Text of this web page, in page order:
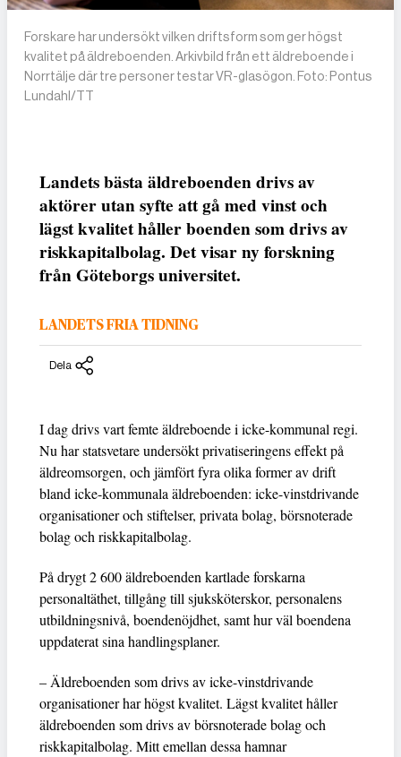
Forskare har undersökt vilken driftsform som ger högst
kvalitet på äldreboenden. Arkivbild från ett äldreboende i
Norrtälje där tre personer testar VR-glasögon. Foto: Pontus
Lundahl/TT
Landets bästa äldreboenden drivs av
aktörer utan syfte att gå med vinst och
lägst kvalitet håller boenden som drivs av
riskkapitalbolag. Det visar ny forskning
från Göteborgs universitet.
LANDETS FRIA TIDNING
Dela
I dag drivs vart femte äldreboende i icke-kommunal regi.
Nu har statsvetare undersökt privatiseringens effekt på
äldreomsorgen, och jämfört fyra olika former av drift
bland icke-kommunala äldreboenden: icke-vinstdrivande
organisationer och stiftelser, privata bolag, börsnoterade
bolag och riskkapitalbolag.
På drygt 2 600 äldreboenden kartlade forskarna
personaltäthet, tillgång till sjuksköterskor, personalens
utbildningsnivå, boendenöjdhet, samt hur väl boendena
uppdaterat sina handlingsplaner.
– Äldreboenden som drivs av icke-vinstdrivande
organisationer har högst kvalitet. Lägst kvalitet håller
äldreboenden som drivs av börsnoterade bolag och
riskkapitalbolag. Mitt emellan dessa hamnar